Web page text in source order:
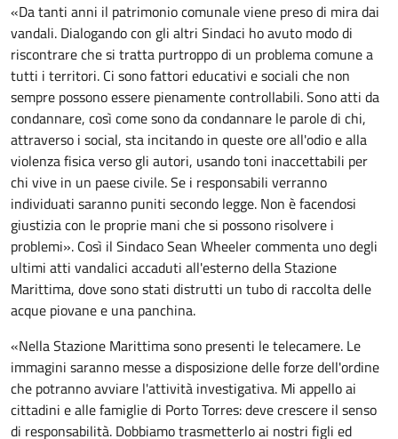
«Da tanti anni il patrimonio comunale viene preso di mira dai
vandali. Dialogando con gli altri Sindaci ho avuto modo di
riscontrare che si tratta purtroppo di un problema comune a
tutti i territori. Ci sono fattori educativi e sociali che non
sempre possono essere pienamente controllabili. Sono atti da
condannare, così come sono da condannare le parole di chi,
attraverso i social, sta incitando in queste ore all'odio e alla
violenza fisica verso gli autori, usando toni inaccettabili per
chi vive in un paese civile. Se i responsabili verranno
individuati saranno puniti secondo legge. Non è facendosi
giustizia con le proprie mani che si possono risolvere i
problemi». Così il Sindaco Sean Wheeler commenta uno degli
ultimi atti vandalici accaduti all'esterno della Stazione
Marittima, dove sono stati distrutti un tubo di raccolta delle
acque piovane e una panchina.
«Nella Stazione Marittima sono presenti le telecamere. Le
immagini saranno messe a disposizione delle forze dell'ordine
che potranno avviare l'attività investigativa. Mi appello ai
cittadini e alle famiglie di Porto Torres: deve crescere il senso
di responsabilità. Dobbiamo trasmetterlo ai nostri figli ed